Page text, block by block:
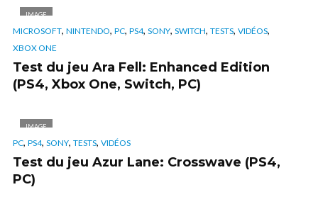
IMAGE
MICROSOFT, NINTENDO, PC, PS4, SONY, SWITCH, TESTS, VIDÉOS,
XBOX ONE
Test du jeu Ara Fell: Enhanced Edition
(PS4, Xbox One, Switch, PC)
IMAGE
PC, PS4, SONY, TESTS, VIDÉOS
Test du jeu Azur Lane: Crosswave (PS4,
PC)